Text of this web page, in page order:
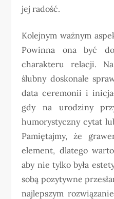
jej radość.
Kolejnym ważnym
Powinna ona być
charakteru relacji.
ślubny doskonale
data ceremonii i
gdy na urodziny
humorystyczny cytat
Pamiętajmy, że
element, dlatego
aby nie tylko była
sobą pozytywne
najlepszym